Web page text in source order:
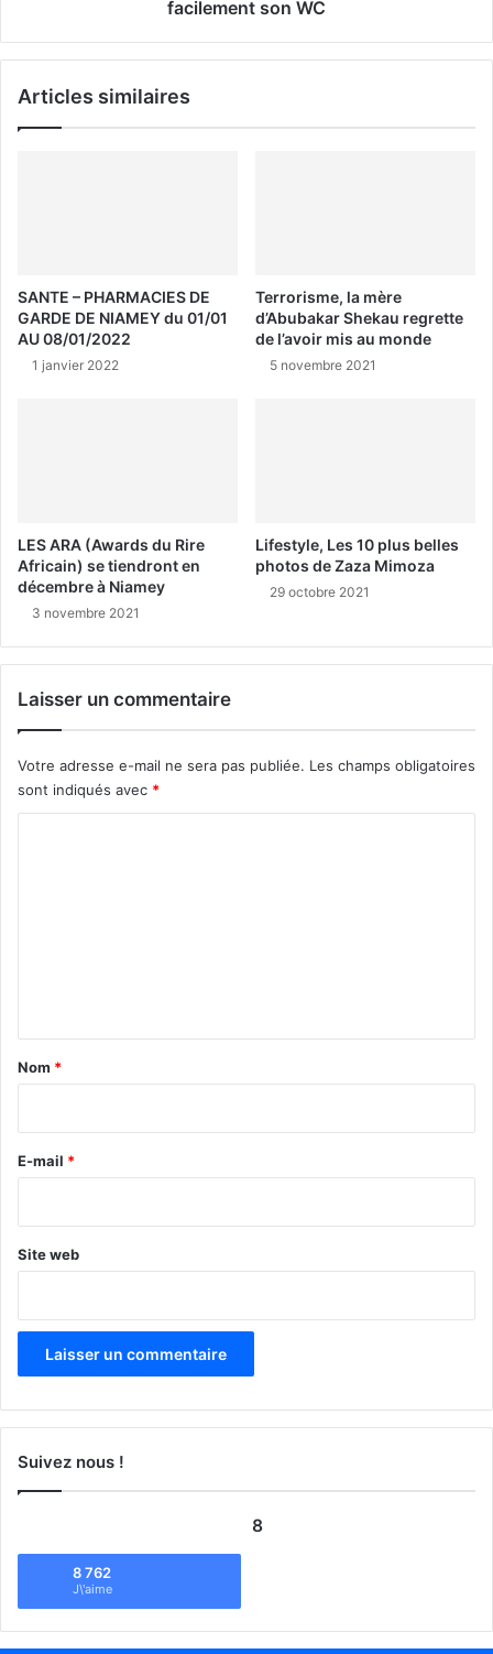
facilement son WC
Articles similaires
SANTE – PHARMACIES DE
GARDE DE NIAMEY du 01/01
AU 08/01/2022
1 janvier 2022
Terrorisme, la mère
d’Abubakar Shekau regrette
de l’avoir mis au monde
5 novembre 2021
LES ARA (Awards du Rire
Africain) se tiendront en
décembre à Niamey
3 novembre 2021
Lifestyle, Les 10 plus belles
photos de Zaza Mimoza
29 octobre 2021
Laisser un commentaire
Votre adresse e-mail ne sera pas publiée. Les champs obligatoires
sont indiqués avec *
a
e
Nom *
E-mail *
Site web
Suivez nous !
8
8 762
J\'aime